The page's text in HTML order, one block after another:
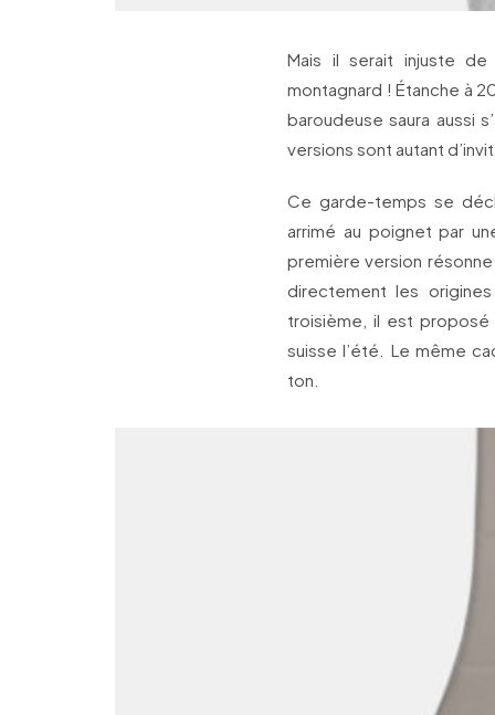
Mais il serait injuste de
montagnard ! Étanche à
baroudeuse saura aussi
versions sont autant
Ce garde-temps se
arrimé au poignet par
première version
directement les
troisième, il est
suisse l’été. Le même
ton.